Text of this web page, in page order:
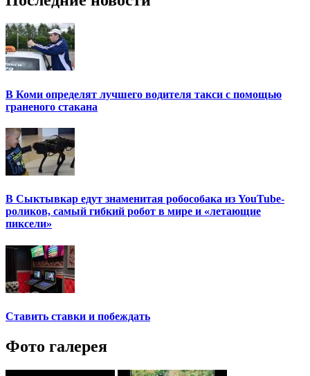
В Коми определят лучшего водителя такси с помощью
граненого стакана
В Сыктывкар едут знаменитая робособака из YouTube-
роликов, самый гибкий робот в мире и «летающие
пиксели»
Ставить ставки и побеждать
Фото галерея